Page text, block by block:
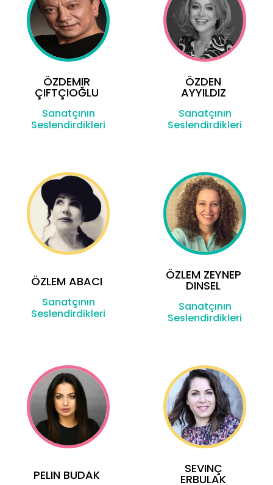
ÖZDEMIR
ÇIFTÇIOĞLU
Sanatçının
Seslendirdikleri
ÖZDEN
AYYILDIZ
Sanatçının
Seslendirdikleri
ÖZLEM ABACI
Sanatçının
Seslendirdikleri
ÖZLEM ZEYNEP
DINSEL
Sanatçının
Seslendirdikleri
PELIN BUDAK SEVINÇ
ERBULAK